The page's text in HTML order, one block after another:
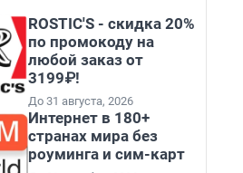
ROSTIC'S - скидка 20%
по промокоду на
любой заказ от
3199₽!
До 31 августа, 2026
Интернет в 180+
странах мира без
роуминга и сим-карт